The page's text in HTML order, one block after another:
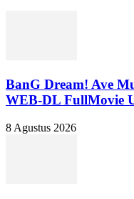
BanG Dream! Ave
WEB-DL FullMovie
8 Agustus 2026